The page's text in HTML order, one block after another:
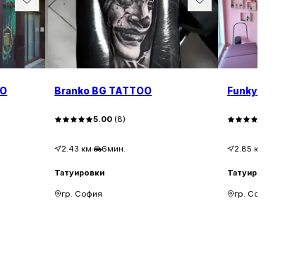
Branko BG TATTOO
5.00 (8)
2.43 км· 6мин.
Татуировки
гр. София
Funky Tattoo
2.85 км
Татуировки
гр. София